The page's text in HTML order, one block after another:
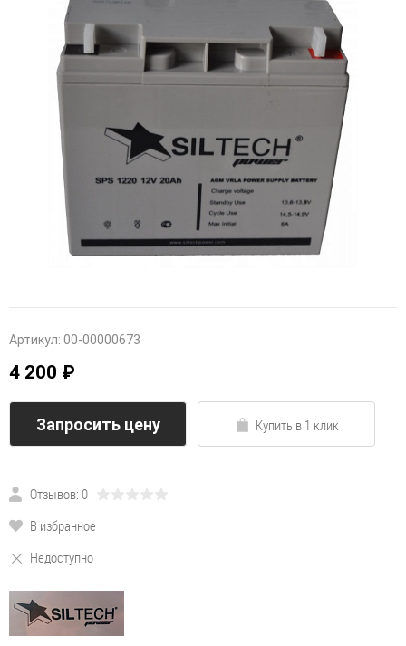
Артикул: 00-00000673
4 200 ₽
Запросить цену Купить в 1 клик
Отзывов: 0
В избранное
Недоступно